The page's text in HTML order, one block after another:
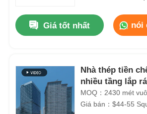
Giá tốt nhất nói
Nhà thép tiền
nhiều tầng lắp
MOQ：2430 mét
Giá bán：$44-55